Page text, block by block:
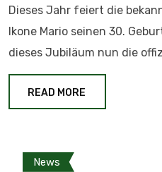
Dieses Jahr feiert die
Ikone Mario seinen 30.
dieses Jubiläum nun die
READ MORE
News